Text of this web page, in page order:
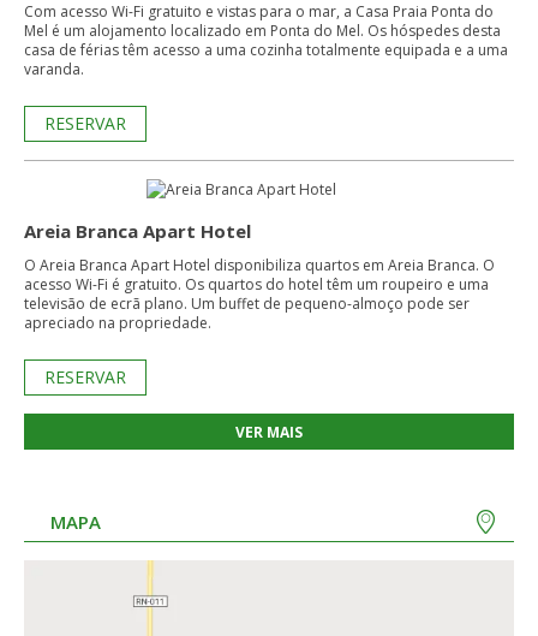
Com acesso Wi-Fi gratuito e vistas para o mar, a Casa Praia Ponta do
Mel é um alojamento localizado em Ponta do Mel. Os hóspedes desta
casa de férias têm acesso a uma cozinha totalmente equipada e a uma
varanda.
RESERVAR
Areia Branca Apart Hotel
O Areia Branca Apart Hotel disponibiliza quartos em Areia Branca. O
acesso Wi-Fi é gratuito. Os quartos do hotel têm um roupeiro e uma
televisão de ecrã plano. Um buffet de pequeno-almoço pode ser
apreciado na propriedade.
RESERVAR
VER MAIS
MAPA